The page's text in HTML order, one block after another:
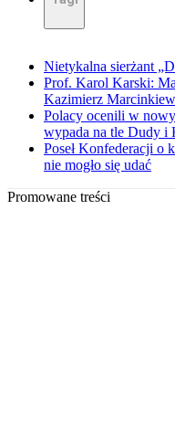
Nietykalna sierżant
Prof. Karol Karski:
Kazimierz
Polacy ocenili w
wypada na tle Dudy i
Poseł Konfederacji o
nie mogło się udać
Promowane treści